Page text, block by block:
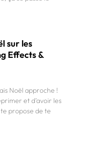
sur les
Effects &
Noël approche !
et d’avoir les
propose de te